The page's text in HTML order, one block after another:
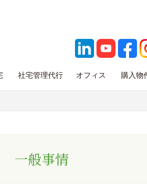
社宅管理代行 オフィス 購入物
一般事情